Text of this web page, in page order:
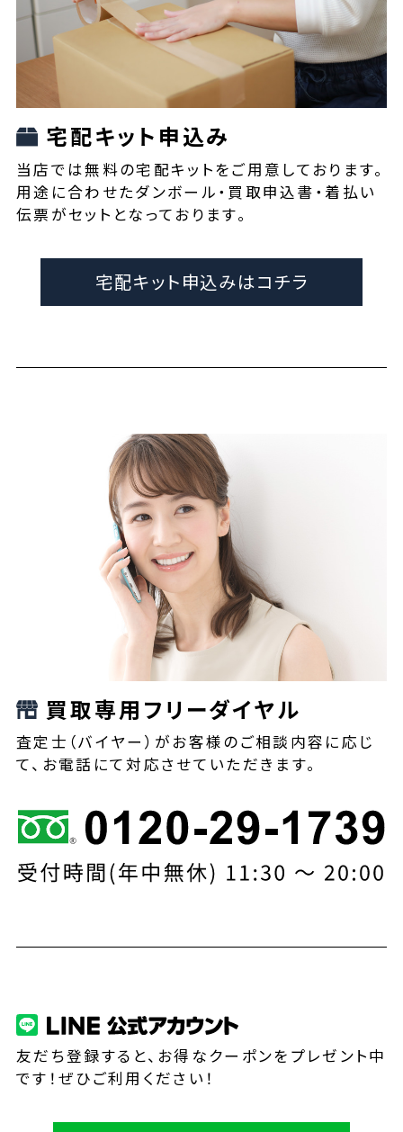
宅配キット申込み
当店では無料の宅配キットをご用意しております。
用途に合わせたダンボール・買取申込書・着払い
伝票がセットとなっております。
宅配キット申込みはコチラ
買取専用フリーダイヤル
査定士（バイヤー）がお客様のご相談内容に応じ
て、お電話にて対応させていただきます。
友だち登録すると、お得なクーポンをプレゼント中
です！ぜひご利用ください！